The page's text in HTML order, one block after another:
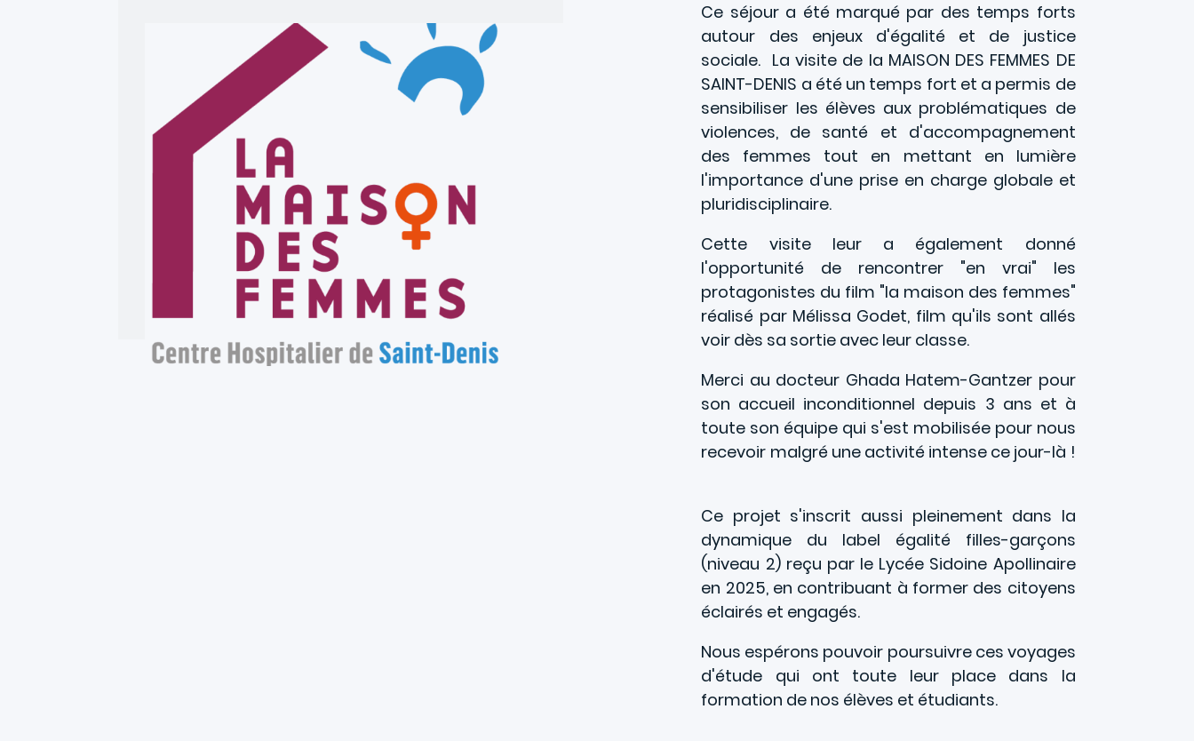
Ce séjour a été marqué par des temps forts
autour des enjeux d'égalité et de justice
sociale. La visite de la MAISON DES FEMMES DE
SAINT-DENIS a été un temps fort et a permis de
sensibiliser les élèves aux problématiques de
violences, de santé et d'accompagnement
des femmes tout en mettant en lumière
l'importance d'une prise en charge globale et
pluridisciplinaire.
Cette visite leur a également donné
l'opportunité de rencontrer "en vrai" les
protagonistes du film "la maison des femmes"
réalisé par Mélissa Godet, film qu'ils sont allés
voir dès sa sortie avec leur classe.
Merci au docteur Ghada Hatem-Gantzer pour
son accueil inconditionnel depuis 3 ans et à
toute son équipe qui s'est mobilisée pour nous
recevoir malgré une activité intense ce jour-là !
Ce projet s'inscrit aussi pleinement dans la
dynamique du label égalité filles-garçons
(niveau 2) reçu par le Lycée Sidoine Apollinaire
en 2025, en contribuant à former des citoyens
éclairés et engagés.
Nous espérons pouvoir poursuivre ces voyages
d'étude qui ont toute leur place dans la
formation de nos élèves et étudiants.